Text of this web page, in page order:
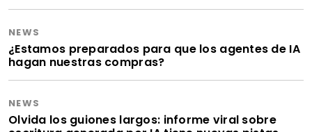
NEWS
¿Estamos preparados para que los agentes de IA
hagan nuestras compras?
NEWS
Olvida los guiones largos: informe viral sobre